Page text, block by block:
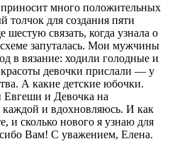
много положительных
для создания пяти
связать, когда узнала о
запуталась. Мои мужчины
в вязание: ходили голодные и
девочки прислали — у
А какие детские юбочки.
и Девочка на
и вдохновляюсь. И как
и сколько нового я узнаю для
Вам! С уважением, Елена.